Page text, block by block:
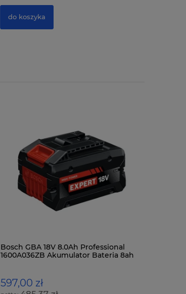
do koszyka
Bosch GBA 18V 8.0Ah Professional
1600A036ZB Akumulator Bateria 8ah
597,00 zł